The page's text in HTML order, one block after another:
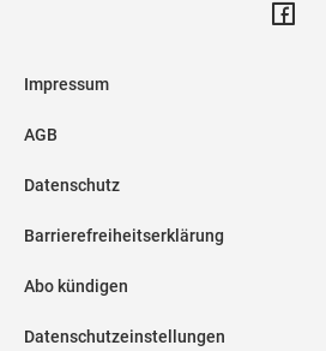
Impressum
AGB
Datenschutz
Barrierefreiheitserklärung
Abo kündigen
Datenschutzeinstellungen